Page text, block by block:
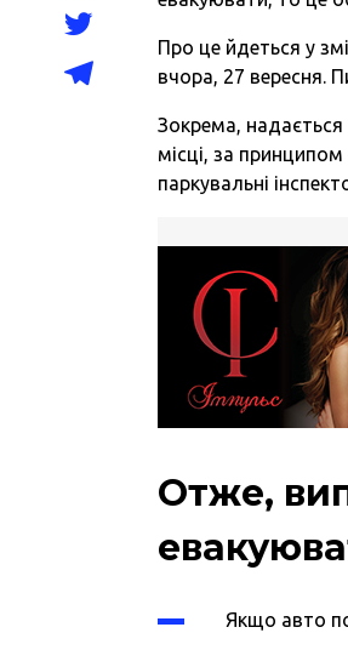
Про це йдеться у
вчора, 27 вересня.
Зокрема, надається
місці, за
паркувальні
Отже,
Якщо авто